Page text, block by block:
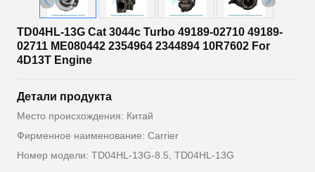
TD04HL-13G Cat 3044c Turbo 49189-02710 49189-
02711 ME080442 2354964 2344894 10R7602 For
4D13T Engine
Детали продукта
Место происхождения: Китай
Фирменное наименование: Carrier
Номер модели: TD04HL-13G-8.5, TD04HL-13G